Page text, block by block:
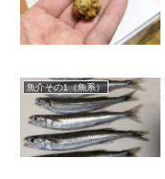
魚介その1（魚系）